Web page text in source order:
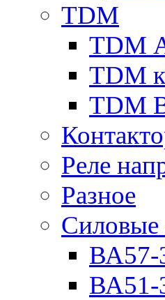
TDM
TDM
TDM
TDM
Реле
Разное
Силовые
ВА57-
ВА51-